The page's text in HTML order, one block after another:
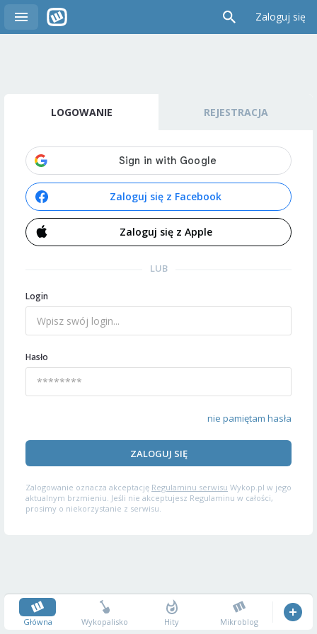
Zaloguj się
LOGOWANIE REJESTRACJA
Zaloguj się z Facebook
Zaloguj się z Apple
LUB
Login
Hasło
nie pamiętam hasła
ZALOGUJ SIĘ
Zalogowanie oznacza akceptację Regulaminu serwisu Wykop.pl w jego
aktualnym brzmieniu. Jeśli nie akceptujesz Regulaminu w całości,
prosimy o niekorzystanie z serwisu.
Główna Wykopalisko Hity Mikroblog